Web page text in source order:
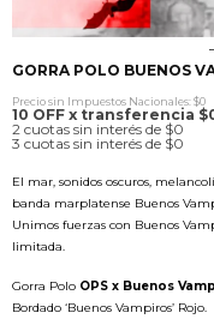
0
GORRA POLO BUENOS
Precio sin Impuestos Nacionales: $0
10 OFF x transferencia
2 cuotas sin interés de $0
3 cuotas sin interés de $0
El mar, sonidos oscuros,
banda marplatense Buenos
Unimos fuerzas con Buenos
limitada.
Gorra Polo OPS x Buenos
Bordado ‘Buenos Vampiros’ Rojo.